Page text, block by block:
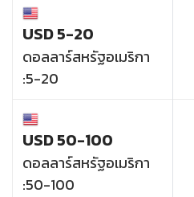
USD 5-20
ดอลลาร์สหรัฐอเมริกา
:5-20
USD 50-100
ดอลลาร์สหรัฐอเมริกา
:50-100